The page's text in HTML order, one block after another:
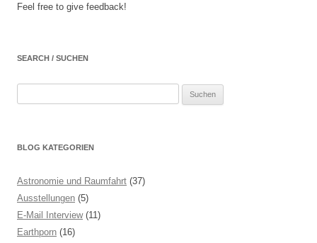
Feel free to give feedback!
SEARCH / SUCHEN
BLOG KATEGORIEN
Astronomie und Raumfahrt (37)
Ausstellungen (5)
E-Mail Interview(11)
Earthporn (16)